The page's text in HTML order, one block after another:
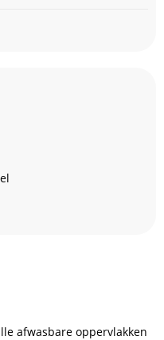
afwasbare oppervlakken